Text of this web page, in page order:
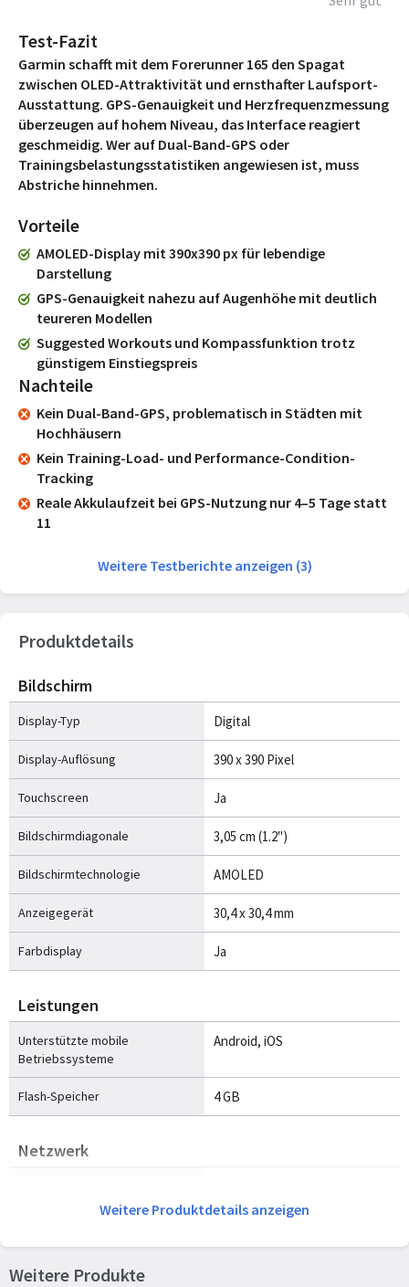
Test-Fazit
Garmin schafft mit dem Forerunner 165 den Spagat
zwischen OLED-Attraktivität und ernsthafter Laufsport-
Ausstattung. GPS-Genauigkeit und Herzfrequenzmessung
überzeugen auf hohem Niveau, das Interface reagiert
geschmeidig. Wer auf Dual-Band-GPS oder
Trainingsbelastungsstatistiken angewiesen ist, muss
Abstriche hinnehmen.
Vorteile
AMOLED-Display mit 390x390 px für lebendige
Darstellung
GPS-Genauigkeit nahezu auf Augenhöhe mit deutlich
teureren Modellen
Suggested Workouts und Kompassfunktion trotz
günstigem Einstiegspreis
Nachteile
Kein Dual-Band-GPS, problematisch in Städten mit
Hochhäusern
Kein Training-Load- und Performance-Condition-
Tracking
Reale Akkulaufzeit bei GPS-Nutzung nur 4–5 Tage statt
11
Weitere Testberichte anzeigen (3)
Produktdetails
Bildschirm
Display-Typ Digital
Display-Auflösung 390 x 390 Pixel
Touchscreen Ja
Bildschirmdiagonale 3,05 cm (1.2")
Bildschirmtechnologie AMOLED
Anzeigegerät 30,4 x 30,4 mm
Farbdisplay Ja
Leistungen
Unterstützte mobile
Betriebssysteme
Android, iOS
Flash-Speicher 4 GB
Netzwerk
Weitere Produktdetails anzeigen
Weitere Produkte